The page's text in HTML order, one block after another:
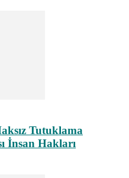
Tutuklama
İnsan Hakları